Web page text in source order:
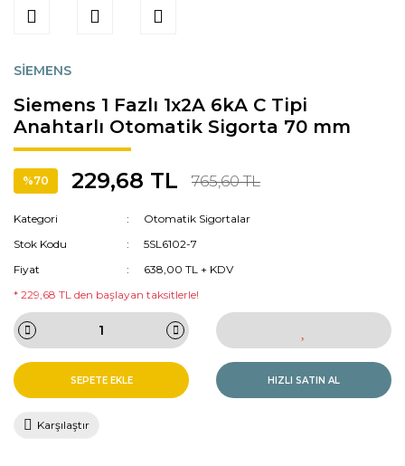
SİEMENS
Siemens 1 Fazlı 1x2A 6kA C Tipi
Anahtarlı Otomatik Sigorta 70 mm
%70 229,68 TL 765,60 TL
Kategori
Otomatik Sigortalar
Stok Kodu
5SL6102-7
Fiyat
638,00 TL + KDV
* 229,68 TL den başlayan taksitlerle!
SEPETE EKLE HIZLI SATIN AL
Karşılaştır